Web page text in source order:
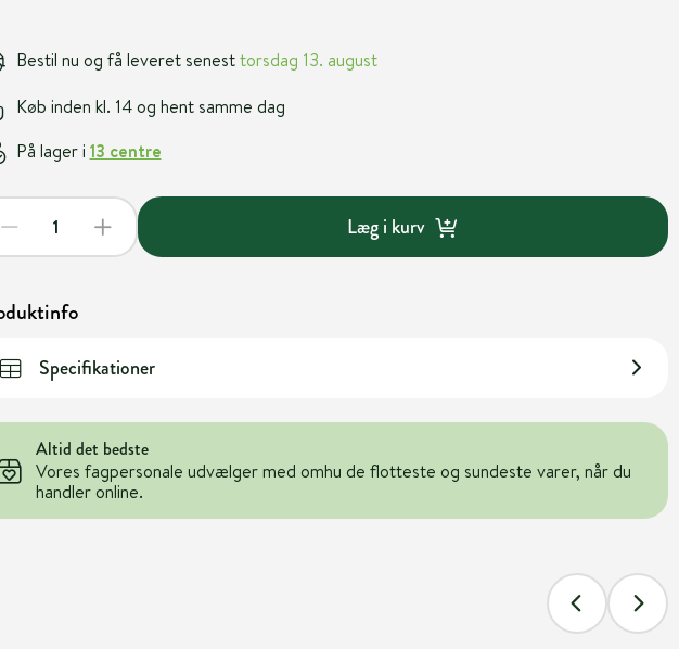
Bestil nu og få leveret senesttorsdag 13. august
Køb inden kl. 14 og hent samme dag
På lager i 13 centre
Læg i kurv
Specifikationer
Altid det bedste
Vores fagpersonale udvælger med omhu de flotteste og sundeste varer, når du
handler online.